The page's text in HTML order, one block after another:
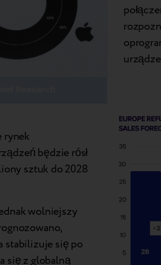
rynek
będzie rósł
sztuk do 2028
wolniejszy
stabilizuje się po
się z globalną